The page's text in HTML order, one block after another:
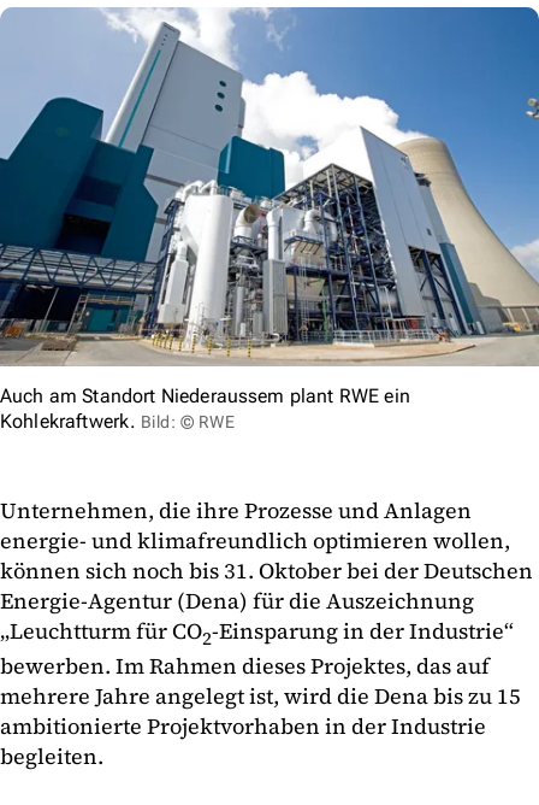
Auch am Standort Niederaussem plant RWE ein
Kohlekraftwerk. Bild: © RWE
Unternehmen, die ihre Prozesse und Anlagen
energie- und klimafreundlich optimieren wollen,
können sich noch bis 31. Oktober bei der Deutschen
Energie-Agentur (Dena) für die Auszeichnung
„Leuchtturm für CO2-Einsparung in der Industrie“
bewerben. Im Rahmen dieses Projektes, das auf
mehrere Jahre angelegt ist, wird die Dena bis zu 15
ambitionierte Projektvorhaben in der Industrie
begleiten.